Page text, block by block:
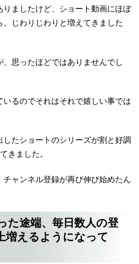
りましたけど、ショート動画にほぼ
じわりじわりと増えてきました
、思ったほどではありませんでし
いるのでそれはそれで嬉しい事では
したショートのシリーズが割と好調
きました。
チャンネル登録が再び伸び始めたん
た途端、毎日数人の登
増えるようになって